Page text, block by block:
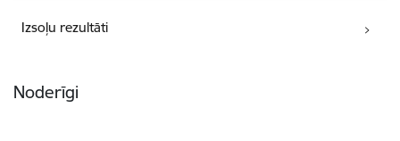
Izsoļu rezultāti
Noderīgi